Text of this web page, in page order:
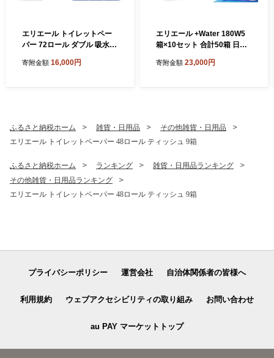
エリエール トイレットペー
パー 72ロール ダブル 吸水2
寄附金額 16,000円
エリエール +Water 180W5
箱×10セット 合計50箱 日用
ュ ティッシュペーパー ボッ
寄附金額 23,000円
ふるさと納税ホーム 雑貨・日用品
その他雑貨・日用品
エリエール トイレットペーパー 48ロール ティッシュ 9箱
ふるさと納税ホーム ランキング
雑貨・日用品ランキング
その他雑貨・日用品ランキング
エリエール トイレットペーパー 48ロール ティッシュ 9箱
プライバシーポリシー 運営会社 自治体関係者の皆様へ
利用規約 ウェブアクセシビリティの取り組み お問い合わせ
au PAY マーケットトップ